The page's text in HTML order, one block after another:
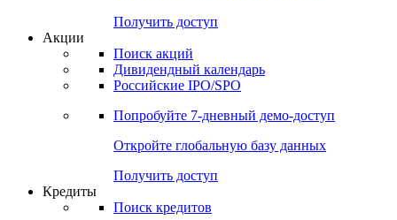
Получить доступ
Акции
Поиск акций
Дивидендный календарь
Российские IPO/SPO
Попробуйте 7-дневный демо-доступ
Откройте глобальную базу данных
Получить доступ
Кредиты
Поиск кредитов